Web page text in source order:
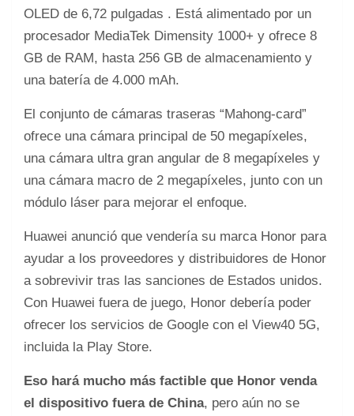
OLED de 6,72 pulgadas . Está alimentado por un
procesador MediaTek Dimensity 1000+ y ofrece 8
GB de RAM, hasta 256 GB de almacenamiento y
una batería de 4.000 mAh.
El conjunto de cámaras traseras “Mahong-card”
ofrece una cámara principal de 50 megapíxeles,
una cámara ultra gran angular de 8 megapíxeles y
una cámara macro de 2 megapíxeles, junto con un
módulo láser para mejorar el enfoque.
Huawei anunció que vendería su marca Honor para
ayudar a los proveedores y distribuidores de Honor
a sobrevivir tras las sanciones de Estados unidos.
Con Huawei fuera de juego, Honor debería poder
ofrecer los servicios de Google con el View40 5G,
incluida la Play Store.
Eso hará mucho más factible que Honor venda
el dispositivo fuera de China, pero aún no se